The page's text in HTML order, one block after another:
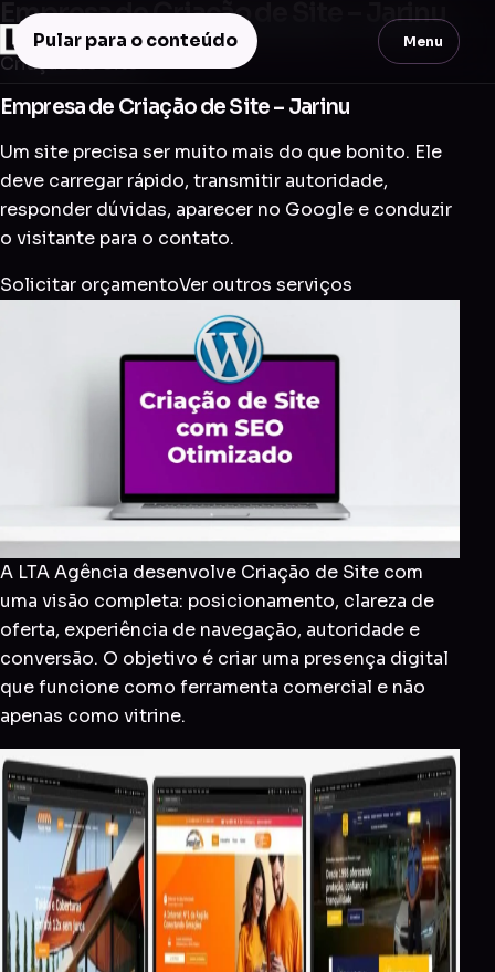
Pular para o conteúdo Menu
Empresa de Criação de Site – Jarinu
Criação de Site
Empresa de Criação de Site – Jarinu
Um site precisa ser muito mais do que bonito. Ele
deve carregar rápido, transmitir autoridade,
responder dúvidas, aparecer no Google e conduzir
o visitante para o contato.
Solicitar orçamentoVer outros serviços
A LTA Agência desenvolve Criação de Site com
uma visão completa: posicionamento, clareza de
oferta, experiência de navegação, autoridade e
conversão. O objetivo é criar uma presença digital
que funcione como ferramenta comercial e não
apenas como vitrine.